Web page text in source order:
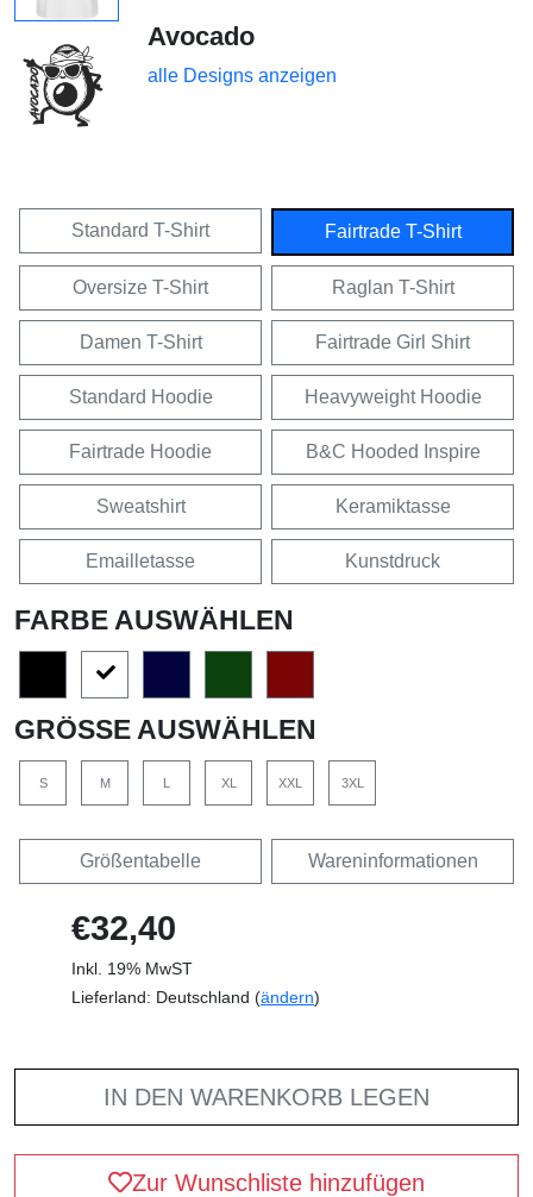
Avocado
alle Designs anzeigen
Standard T-Shirt Fairtrade T-Shirt
Oversize T-Shirt Raglan T-Shirt
Damen T-Shirt Fairtrade Girl Shirt
Standard Hoodie Heavyweight Hoodie
Fairtrade Hoodie B&C Hooded Inspire
Sweatshirt Keramiktasse
Emailletasse Kunstdruck
FARBE AUSWÄHLEN
GRÖSSE AUSWÄHLEN
S M L XL XXL 3XL
Größentabelle Wareninformationen
€32,40
Inkl. 19% MwST
Lieferland: Deutschland (ändern)
IN DEN WARENKORB LEGEN
Zur Wunschliste hinzufügen